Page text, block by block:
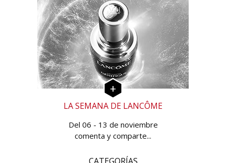
LA SEMANA DE LANCÔME
Del 06 - 13 de noviembre
comenta y comparte...